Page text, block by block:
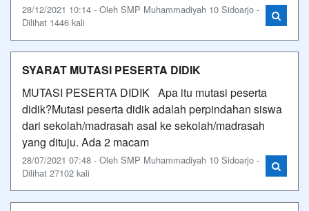
28/12/2021 10:14 - Oleh SMP Muhammadiyah 10 Sidoarjo -
Dilihat 1446 kali
SYARAT MUTASI PESERTA DIDIK
MUTASI PESERTA DIDIK Apa itu mutasi peserta
didik?Mutasi peserta didik adalah perpindahan siswa
dari sekolah/madrasah asal ke sekolah/madrasah
yang dituju. Ada 2 macam
28/07/2021 07:48 - Oleh SMP Muhammadiyah 10 Sidoarjo -
Dilihat 27102 kali